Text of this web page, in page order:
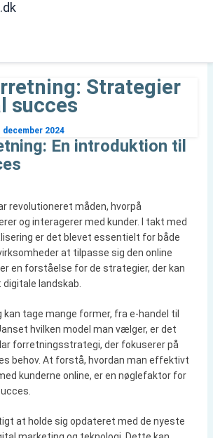
Strategier
succes
december 2024
En introduktion til
revolutioneret måden, hvorpå
og interagerer med kunder. I takt med
er det blevet essentielt for både
at tilpasse sig den online
en forståelse for de strategier, der kan
landskab.
kan tage mange former, fra e-handel til
hvilken model man vælger, er det
forretningsstrategi, der fokuserer på
behov. At forstå, hvordan man effektivt
kunderne online, er en nøglefaktor for
at holde sig opdateret med de nyeste